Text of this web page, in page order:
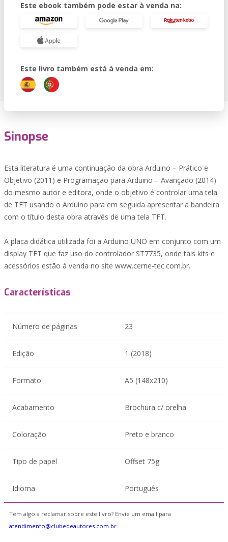
Este ebook também pode estar à venda na:
Este livro também está à venda em:
Sinopse
Esta literatura é uma continuação da obra Arduino – Prático e
Objetivo (2011) e Programação para Arduino – Avançado (2014)
do mesmo autor e editora, onde o objetivo é controlar uma tela
de TFT usando o Arduino para em seguida apresentar a bandeira
com o título desta obra através de uma tela TFT.
A placa didática utilizada foi a Arduino UNO em conjunto com um
display TFT que faz uso do controlador ST7735, onde tais kits e
acessórios estão à venda no site www.cerne-tec.com.br.
Características
Número de páginas 23
Edição 1 (2018)
Formato A5 (148x210)
Acabamento Brochura c/ orelha
Coloração Preto e branco
Tipo de papel Offset 75g
Idioma Português
Tem algo a reclamar sobre este livro? Envie um email para
atendimento@clubedeautores.com.br